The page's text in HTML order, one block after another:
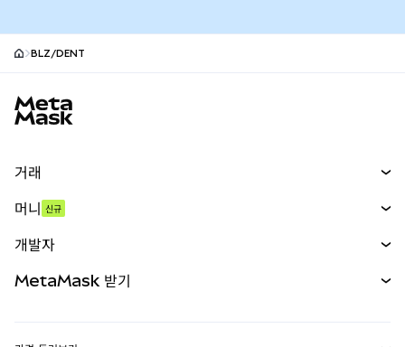
BLZ/DENT
거래
무기한 선물
실물자산
머니 신규
개발자
MetaMask 받기